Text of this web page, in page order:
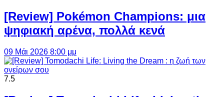
[Review] Pokémon Champions: μια
ψηφιακή αρένα, πολλά κενά
09 Μάι 2026 8:00 μμ
7.5